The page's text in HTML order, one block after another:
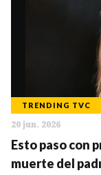
TRENDING TVC
20 jun. 2026
Esto paso con
muerte del